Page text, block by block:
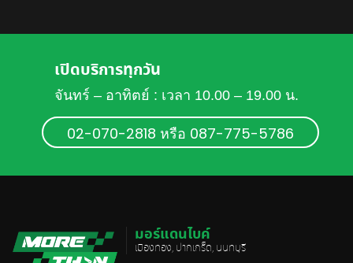
เปิดบริการทุกวัน
จันทร์ – อาทิตย์ : เวลา 10.00 – 19.00 น.
02-070-2818 หรือ 087-775-5786
มอร์แดนไบค์
เมืองทอง, ปากเกร็ด, นนทบุรี